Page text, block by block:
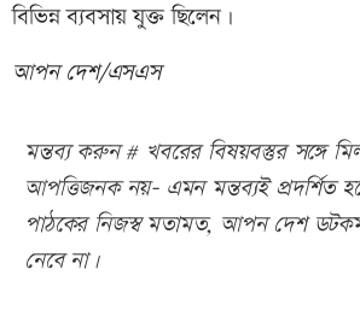
বিভিন্ন ব্যবসায় যুক্ত ছিলেন।
আপন দেশ/এসএস
মন্তব্য করুন # খবরের বিষয়বস্তুর সঙ্গে
আপত্তিজনক নয়- এমন মন্তব্যই প্রদর্শিত
পাঠকের নিজস্ব মতামত, আপন দেশ
নেবে না।